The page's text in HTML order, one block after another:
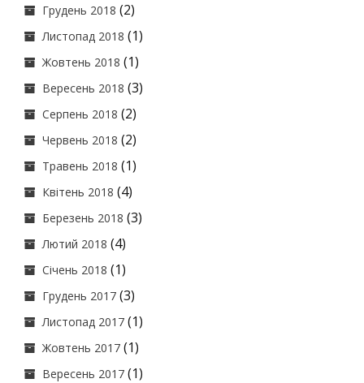
Грудень 2018 (2)
Листопад 2018 (1)
Жовтень 2018 (1)
Вересень 2018 (3)
Серпень 2018 (2)
Червень 2018 (2)
Травень 2018 (1)
Квітень 2018 (4)
Березень 2018 (3)
Лютий 2018 (4)
Січень 2018 (1)
Грудень 2017 (3)
Листопад 2017 (1)
Жовтень 2017 (1)
Вересень 2017 (1)